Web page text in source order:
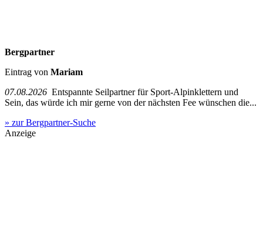
Bergpartner
Eintrag von Mariam
07.08.2026 Entspannte Seilpartner für Sport-Alpinklettern und
Sein, das würde ich mir gerne von der nächsten Fee wünschen die...
» zur Bergpartner-Suche
Anzeige